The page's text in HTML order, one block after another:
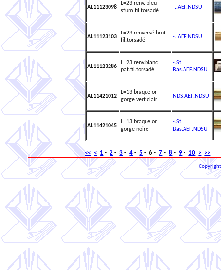
AL11123098
L=23 renv. bleu
sfum.fil.torsadé
-..AEF.NDSU
AL11123103
L=23 renversé brut
fil.torsadé
-..AEF.NDSU
AL11123286
L=23 renv.blanc
pat.fil.torsadé
-.St
Bas.AEF.NDSU
AL11421012
L=13 braque or
gorge vert clair
NDS.AEF.NDSU
AL11421045
L=13 braque or
gorge noire
-.St
Bas.AEF.NDSU
<< < 1 -2 -3 -4 -5 - 6 -7 -8 -9 - 10 > >>
Copyright